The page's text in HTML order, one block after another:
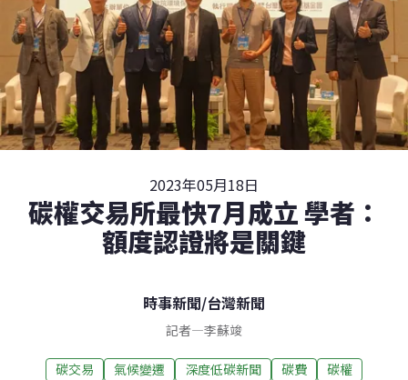
2023年05月18日
碳權交易所最快7月成立 學者：
額度認證將是關鍵
時事新聞/台灣新聞
記者—李蘇竣
碳交易 氣候變遷 深度低碳新聞 碳費
碳權